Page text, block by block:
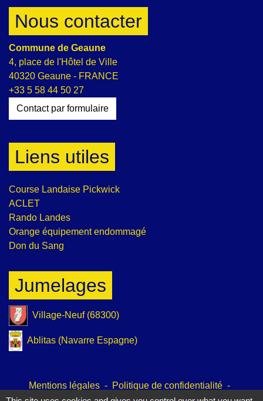
Nous contacter
Commune de Geaune
4, place de l'Hôtel de Ville
40320 Geaune - FRANCE
+33 5 58 44 50 27
Contact par formulaire
Liens utiles
Course Landaise Pickwick
ACLET
Rando Landes
Orange équipement endommagé
Don du Sang
Jumelages
Village-Neuf (68300)
Ablitas (Navarre Espagne)
Mentions légales - Politique de confidentialité -